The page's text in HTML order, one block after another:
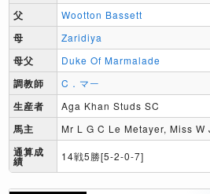
父 Wootton Bassett
母 Zaridiya
母父 Duke Of Marmalade
調教師 C．マー
生産者 Aga Khan Studs SC
馬主 Mr L G C Le Metayer, Miss
通算成
績 14戦5勝[5-2-0-7]